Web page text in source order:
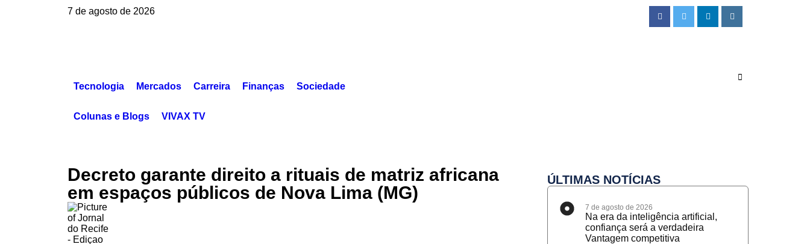
7 de agosto de 2026
Tecnologia Mercados Carreira Finanças Sociedade
Colunas e Blogs VIVAX TV
Decreto garante direito a rituais de matriz africana
em espaços públicos de Nova Lima (MG)
ÚLTIMAS NOTÍCIAS
7 de agosto de 2026
Na era da inteligência artificial,
confiança será a verdadeira
Vantagem competitiva